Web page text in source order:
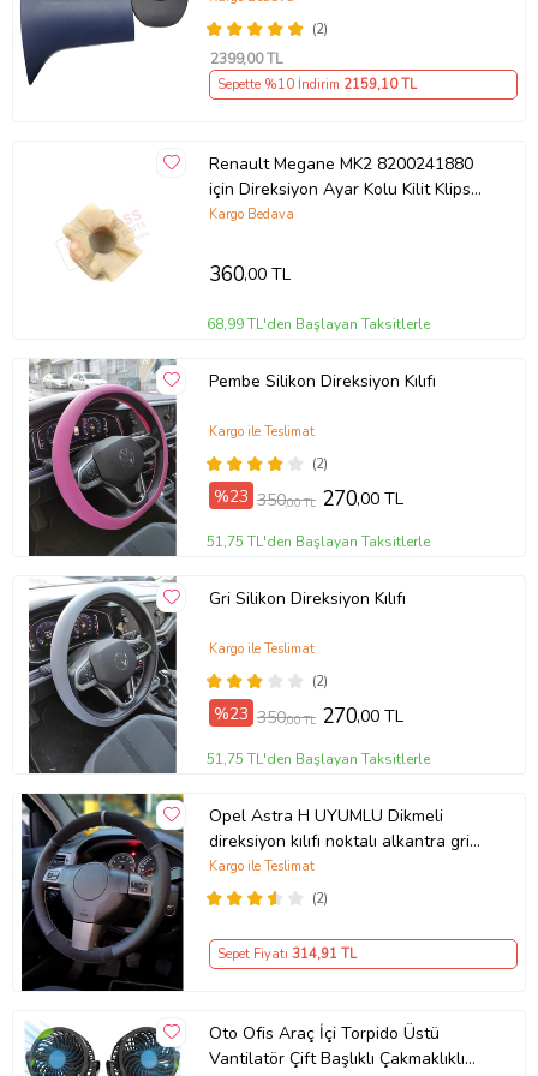
(2)
2399,00 TL
Sepette %10 İndirim 2159,10 TL
Renault Megane MK2 8200241880
için Direksiyon Ayar Kolu Kilit Klips
Plastiği
Kargo Bedava
360,00 TL
68,99 TL'den Başlayan Taksitlerle
Pembe Silikon Direksiyon Kılıfı
(2)
Kargo ile Teslimat
%23 350,00 TL 270,00 TL
51,75 TL'den Başlayan Taksitlerle
Gri Silikon Direksiyon Kılıfı
(2)
Kargo ile Teslimat
%23 350,00 TL 270,00 TL
51,75 TL'den Başlayan Taksitlerle
Opel Astra H UYUMLU Dikmeli
direksiyon kılıfı noktalı alkantra gri
yüzüklü ( 38×10.5CM )
(2)
Kargo ile Teslimat
Sepet Fiyatı 314,91 TL
Oto Ofis Araç İçi Torpido Üstü
Vantilatör Çift Başlıklı Çakmaklıklı